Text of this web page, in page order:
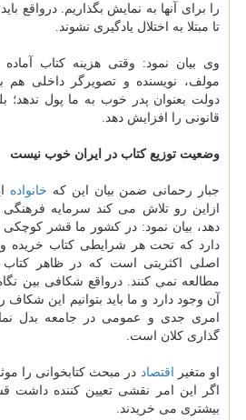
را برای آنها به نمایش بگذاریم. درواقع
تا مبتلا به اختلال یادگیری نشوند.
وی بیان نمود: وقتی هزینه کتاب آماده
مولف، نویسنده و تصویرگر داخلی هم
دولت بعنوان پدر خوب به ما پول ندهد؛
قانونی را افزایش دهد.
وضعیت توزیع کتاب در ایران خوب نیست
جبار رحمانی ضمن بیان این که خانواده
ازاین رو تلاش می کند سرمایه
دهد، بیان نمود: در کشور ما قشر کوچکی
دارد که تحت هر شرایطی کتاب خریده و
اصلی اکثریتی است که در ظاهر کتاب
مطالعه نمی کنند. درواقع شکافی بین
آن وجود دارد و ما باید بتوانیم این شکاف
امری جدی و عمومی در جامعه بدل
گذاری کلان است.
او متغیر اقتصاد در مبحث کتابخوانی را
اگر این امر نقشی تعیین کننده داشت
بیشتری می خریدند.